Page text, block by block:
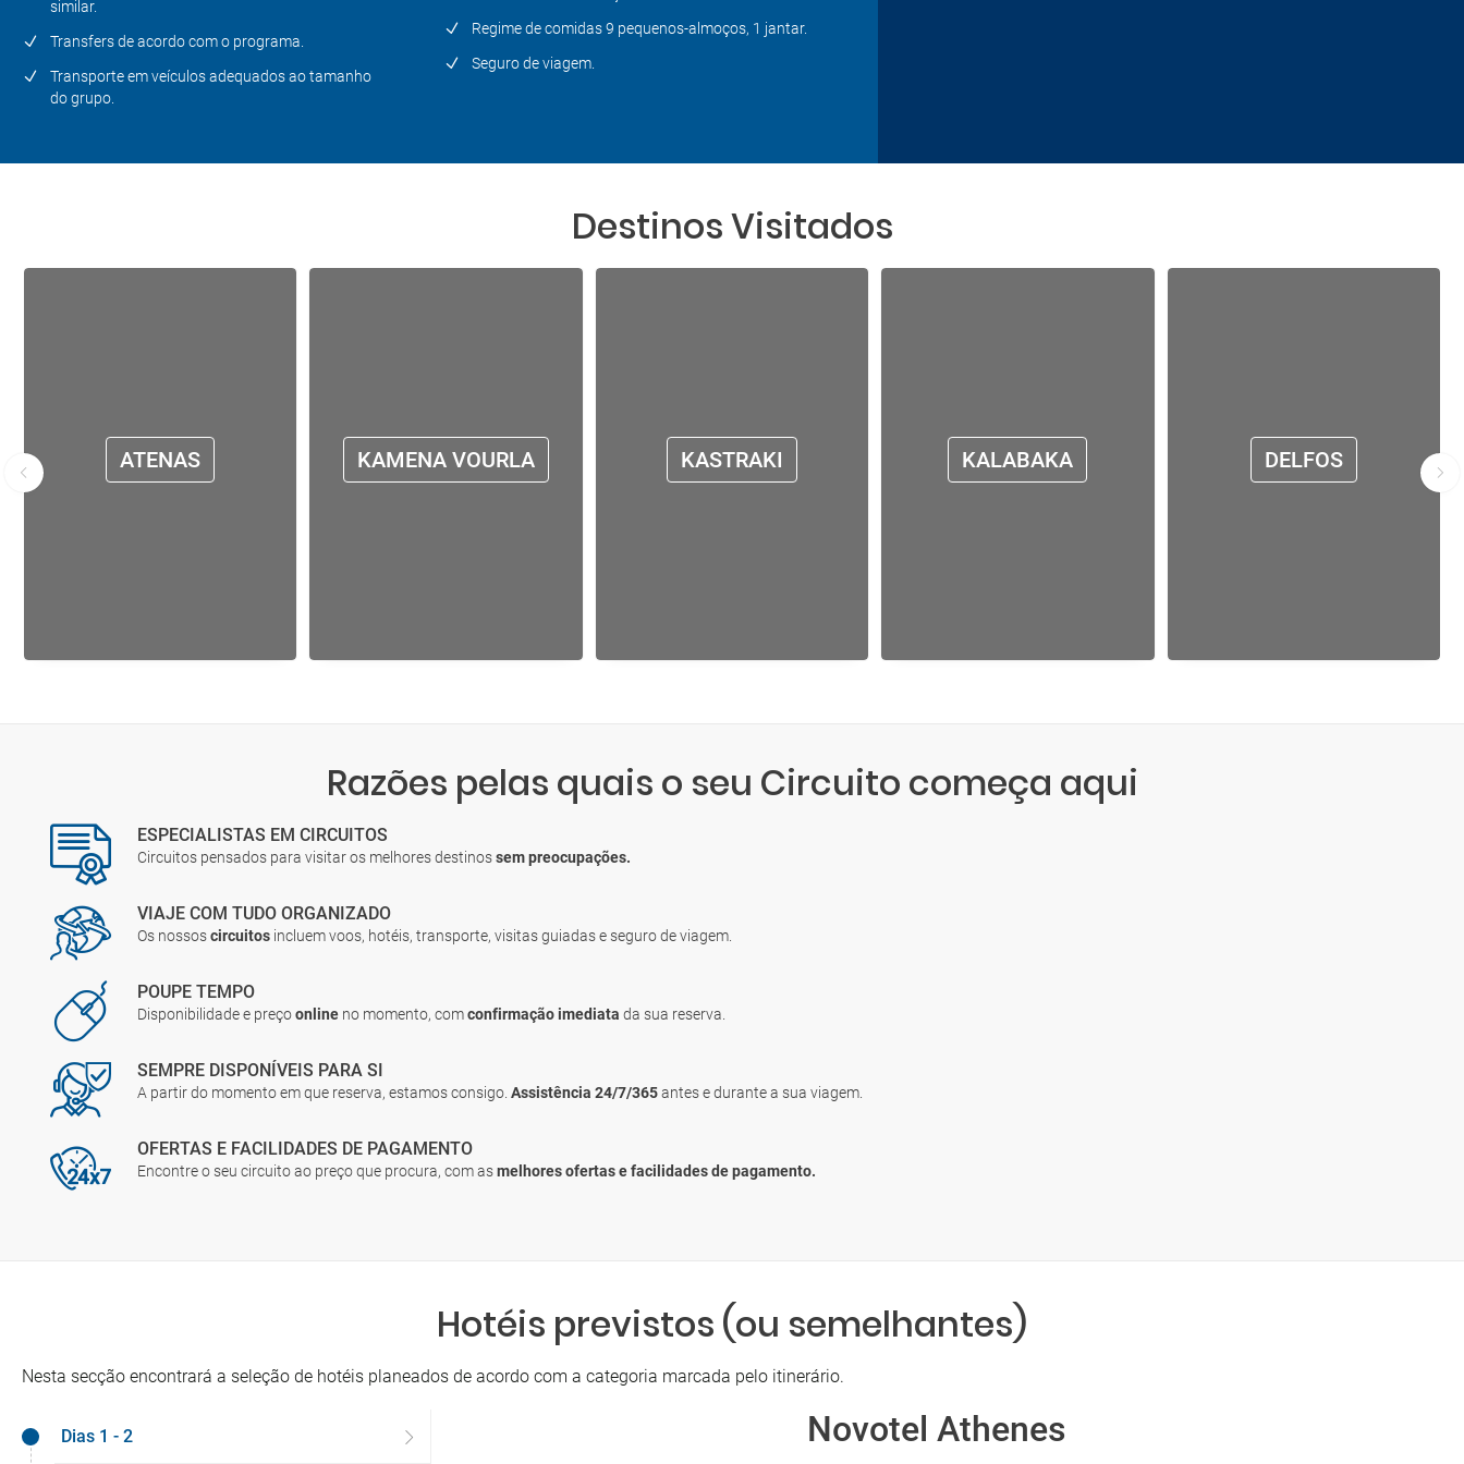
similar.
Transfers de acordo com o programa.
Transporte em veículos adequados ao tamanho
do grupo.
Regime de comidas 9 pequenos-almoços, 1 jantar.
Seguro de viagem.
Destinos Visitados
ATENAS KAMENA VOURLA KASTRAKI KALABAKA DELFOS
Razões pelas quais o seu Circuito começa aqui
ESPECIALISTAS EM CIRCUITOS
Circuitos pensados para visitar os melhores destinossem preocupações.
VIAJE COM TUDO ORGANIZADO
Os nossoscircuitos incluem voos, hotéis, transporte, visitas guiadas e seguro de viagem.
POUPE TEMPO
Disponibilidade e preçoonline no momento, comconfirmação imediata da sua reserva.
SEMPRE DISPONÍVEIS PARA SI
A partir do momento em que reserva, estamos consigo.Assistência 24/7/365antes e durante a sua viagem.
OFERTAS E FACILIDADES DE PAGAMENTO
Encontre o seu circuito ao preço que procura, com asmelhores ofertas e facilidades de pagamento.
Hotéis previstos (ou semelhantes)
Nesta secção encontrará a seleção de hotéis planeados de acordo com a categoria marcada pelo itinerário.
Dias 1 - 2 Novotel Athenes